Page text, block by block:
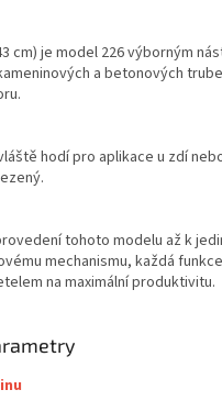
cm) je model 226 výborným
a betonových
hodí pro aplikace u zdí
tohoto modelu až k
mechanismu, každá
na maximální produktivitu.